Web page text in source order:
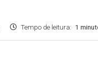
Tempo de leitura: 1